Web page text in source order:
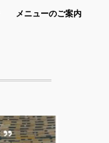
メニューのご案内